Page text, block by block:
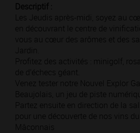
Descriptif :
Les Jeudis après-midi, soyez au
en découvrant le centre de
vous au cœur des arômes et des
Jardin.
Profitez des activités : minigolf,
de d’échecs géant.
Venez tester notre Nouvel Explor
Beaujolais, un jeu de piste
Partez ensuite en direction de la
pour une découverte de nos vins
Mâconnais